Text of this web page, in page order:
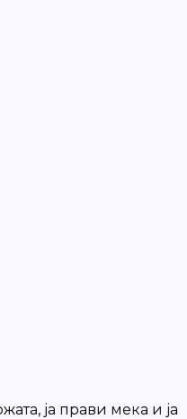
ја прави мека и ја